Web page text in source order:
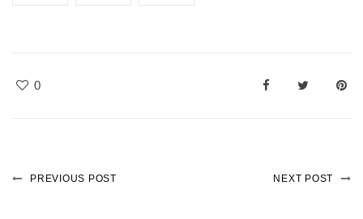
0
PREVIOUS POST NEXT POST